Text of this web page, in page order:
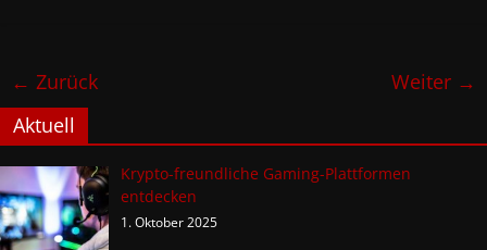
← Zurück
Weiter →
Aktuell
Krypto-freundliche Gaming-Plattformen
entdecken
1. Oktober 2025